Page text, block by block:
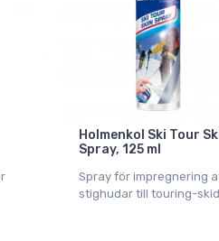
Holmenkol Ski Tour
Spray, 125 ml
Spray för impregnering
stighudar till touring-